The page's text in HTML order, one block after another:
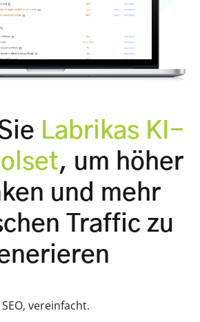
Labrikas KI-
, um höher
und mehr
Traffic zu
SEO, vereinfacht.